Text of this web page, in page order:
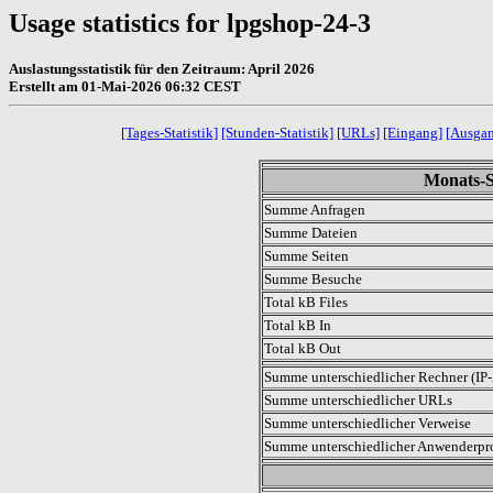
Usage statistics for lpgshop-24-3
Auslastungsstatistik für den Zeitraum: April 2026
Erstellt am 01-Mai-2026 06:32 CEST
[Tages-Statistik] [Stunden-Statistik] [URLs] [Eingang]
Monats-
Summe Anfragen
Summe Dateien
Summe Seiten
Summe Besuche
Total kB Files
Total kB In
Total kB Out
Summe unterschiedlicher Rechner
Summe unterschiedlicher URLs
Summe unterschiedlicher Verweise
Summe unterschiedlicher